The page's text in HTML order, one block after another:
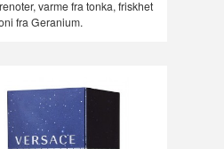
varme fra tonka, friskhet
fra Geranium.